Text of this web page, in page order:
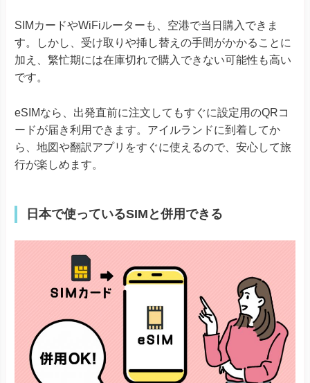
SIMカードやWiFiルーターも、空港で当日購入できま
す。しかし、受け取りや挿し替えの手間がかかることに
加え、繁忙期には在庫切れで購入できない可能性も高い
です。
eSIMなら、出発直前に注文してもすぐに設定用のQRコ
ードが届き利用できます。アイルランドに到着してか
ら、地図や翻訳アプリをすぐに使えるので、安心して旅
行が楽しめます。
日本で使っているSIMと併用できる